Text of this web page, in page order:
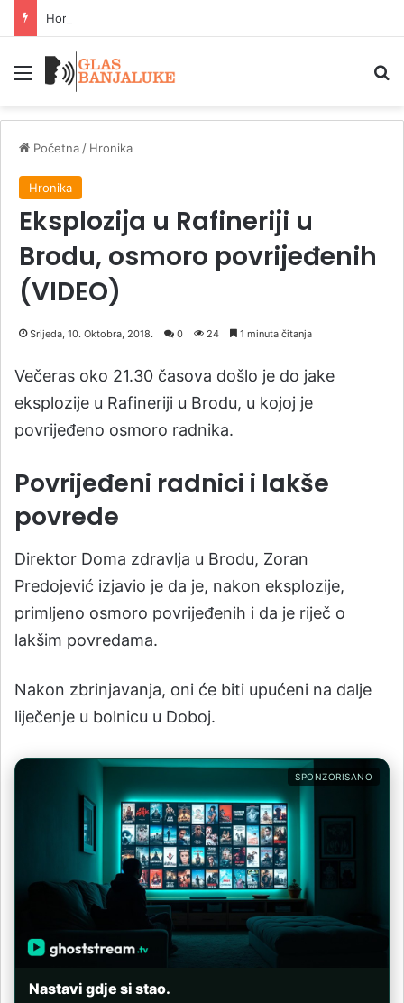
Horoskop za 7. avgust: Šta kažu zvijezde
Meni
Početna / Hronika
Hronika
Eksplozija u Rafineriji u
Brodu, osmoro povrijeđenih
(VIDEO)
Srijeda, 10. Oktobra, 2018. 0 24 1 minuta čitanja
Večeras oko 21.30 časova došlo je do jake
eksplozije u Rafineriji u Brodu, u kojoj je
povrijeđeno osmoro radnika.
Povrijeđeni radnici i lakše
povrede
Direktor Doma zdravlja u Brodu, Zoran
Predojević izjavio je da je, nakon eksplozije,
primljeno osmoro povrijeđenih i da je riječ o
lakšim povredama.
Nakon zbrinjavanja, oni će biti upućeni na dalje
liječenje u bolnicu u Doboj.
SPONZORISANO
Nastavi gdje si stao.